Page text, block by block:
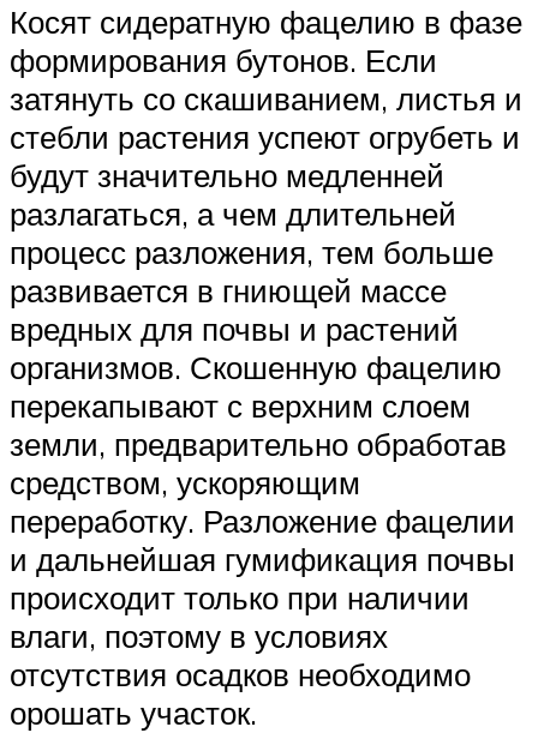
Косят сидератную фацелию в фазе
формирования бутонов. Если
затянуть со скашиванием, листья и
стебли растения успеют огрубеть и
будут значительно медленней
разлагаться, а чем длительней
процесс разложения, тем больше
развивается в гниющей массе
вредных для почвы и растений
организмов. Скошенную фацелию
перекапывают с верхним слоем
земли, предварительно обработав
средством, ускоряющим
переработку. Разложение фацелии
и дальнейшая гумификация почвы
происходит только при наличии
влаги, поэтому в условиях
отсутствия осадков необходимо
орошать участок.